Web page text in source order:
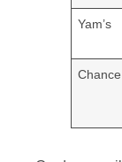
Yam’s
Chance